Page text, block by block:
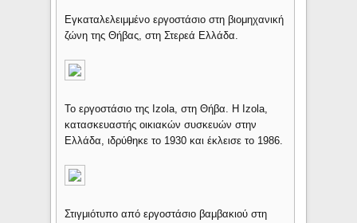
Εγκαταλελειμμένο εργοστάσιο στη βιομηχανική
ζώνη της Θήβας, στη Στερεά Ελλάδα.
Το εργοστάσιο της Izola, στη Θήβα. Η Izola,
κατασκευαστής οικιακών συσκευών στην
Ελλάδα, ιδρύθηκε το 1930 και έκλεισε το 1986.
Στιγμιότυπο από εργοστάσιο βαμβακιού στη